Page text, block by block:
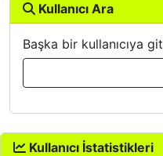
Kullanıcı Ara
Başka bir kullanıcıya git
Kullanıcı İstatistikleri